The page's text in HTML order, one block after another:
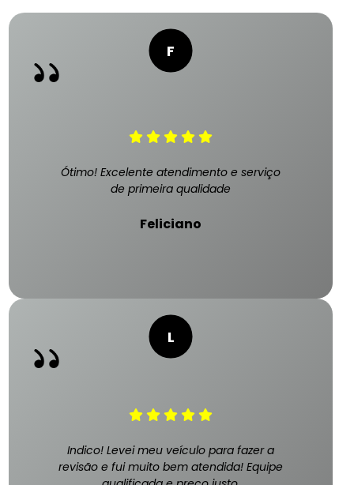
Ótimo! Excelente atendimento e serviço
de primeira qualidade
Feliciano
Indico! Levei meu veículo para fazer a
revisão e fui muito bem atendida! Equipe